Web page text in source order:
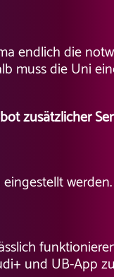
endlich die
muss die Uni
zusätzlicher
und UB-App